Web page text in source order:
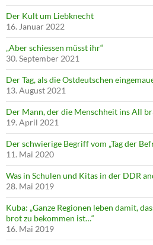
Der Kult um Liebknecht
16. Januar 2022
„Aber schiessen müsst ihr“
30. September 2021
Der Tag, als die Ostdeutschen
13. August 2021
Der Mann, der die Menschheit ins All
19. April 2021
Der schwierige Begriff vom „Tag der
11. Mai 2020
Was in Schulen und Kitas in der DDR
28. Mai 2019
Kuba: „Ganze Regionen leben damit,
brot zu bekommen ist…“
16. Mai 2019